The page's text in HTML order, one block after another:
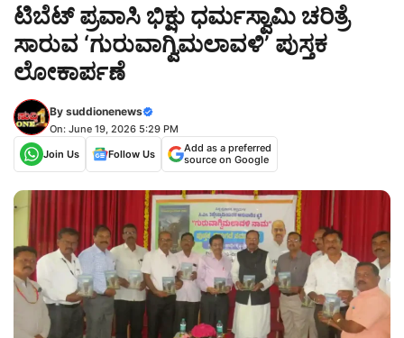
ಟಿಬೆಟ್ ಪ್ರವಾಸಿ ಭಿಕ್ಷು ಧರ್ಮಸ್ವಾಮಿ ಚರಿತ್ರೆ
ಸಾರುವ ‘ಗುರುವಾಗ್ವಿಮಲಾವಳಿ’ ಪುಸ್ತಕ
ಲೋಕಾರ್ಪಣೆ
By suddionenews
On: June 19, 2026 5:29 PM
Join Us
Follow Us
Add as a preferred
source on Google